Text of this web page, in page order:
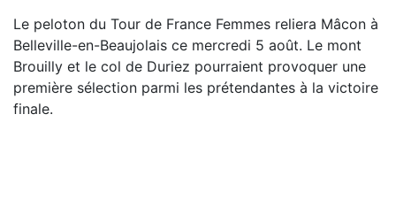
Le peloton du Tour de France Femmes reliera Mâcon à
Belleville-en-Beaujolais ce mercredi 5 août. Le mont
Brouilly et le col de Duriez pourraient provoquer une
première sélection parmi les prétendantes à la victoire
finale.